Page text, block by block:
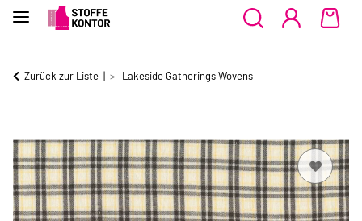
Zurück zur Liste Lakeside Gatherings Wovens